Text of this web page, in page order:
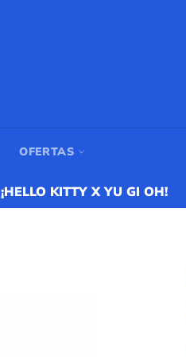
OFERTAS
¡HELLO KITTY X YU GI OH!